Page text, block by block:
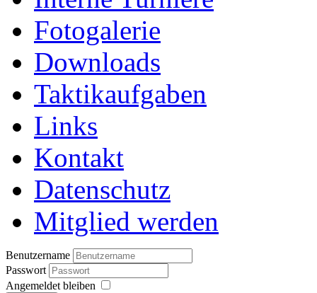
Fotogalerie
Downloads
Taktikaufgaben
Links
Kontakt
Datenschutz
Mitglied werden
Benutzername
Passwort
Angemeldet bleiben